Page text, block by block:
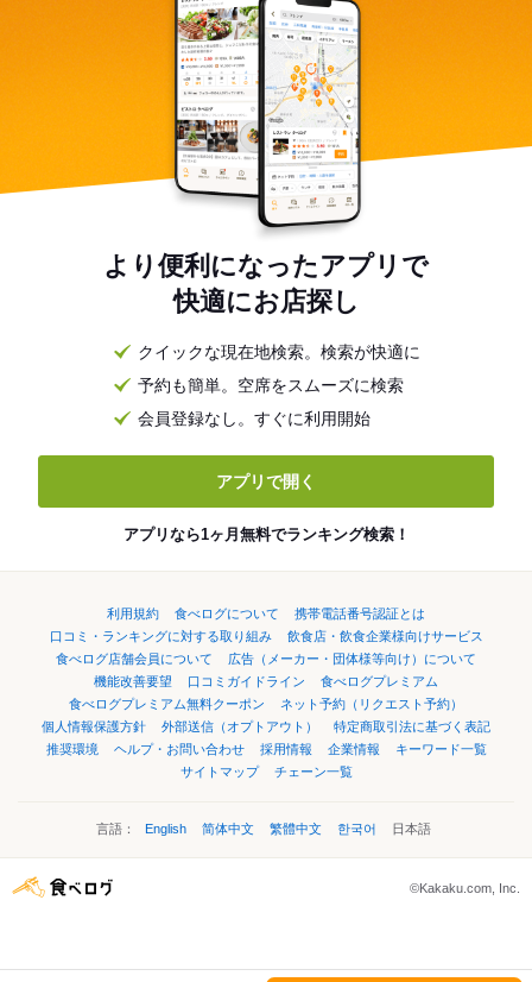
より便利になったアプリで
快適にお店探し
クイックな現在地検索。検索が快適に
予約も簡単。空席をスムーズに検索
会員登録なし。すぐに利用開始
アプリで開く
アプリなら1ヶ月無料でランキング検索！
利用規約 食べログについて
携帯電話番号認証とは
口コミ・ランキングに対する取り組み
飲食店・飲食企業様向けサービス
食べログ店舗会員について
広告（メーカー・団体様等向け）について
機能改善要望
口コミガイドライン
食べログプレミアム
食べログプレミアム無料クーポン
ネット予約（リクエスト予約）
個人情報保護方針
外部送信（オプトアウト）
特定商取引法に基づく表記
推奨環境
ヘルプ・お問い合わせ 採用情報 企業情報
キーワード一覧
サイトマップ
チェーン一覧
言語： English 简体中文 繁體中文 한국어 日本語
©Kakaku.com, Inc.